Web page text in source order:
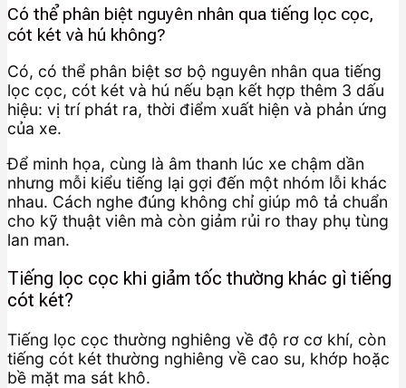
Có thể phân biệt nguyên nhân qua tiếng lọc cọc,
cót két và hú không?
Có, có thể phân biệt sơ bộ nguyên nhân qua tiếng
lọc cọc, cót két và hú nếu bạn kết hợp thêm 3 dấu
hiệu: vị trí phát ra, thời điểm xuất hiện và phản ứng
của xe.
Để minh họa, cùng là âm thanh lúc xe chậm dần
nhưng mỗi kiểu tiếng lại gợi đến một nhóm lỗi khác
nhau. Cách nghe đúng không chỉ giúp mô tả chuẩn
cho kỹ thuật viên mà còn giảm rủi ro thay phụ tùng
lan man.
Tiếng lọc cọc khi giảm tốc thường khác gì tiếng
cót két?
Tiếng lọc cọc thường nghiêng về độ rơ cơ khí, còn
tiếng cót két thường nghiêng về cao su, khớp hoặc
bề mặt ma sát khô.